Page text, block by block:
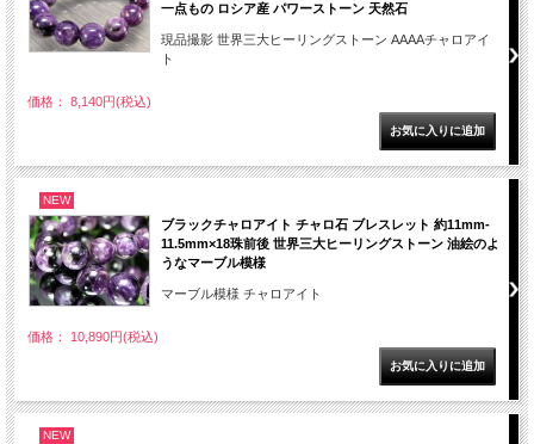
一点もの ロシア産 パワーストーン 天然石
現品撮影 世界三大ヒーリングストーン AAAAチャロアイ
ト
価格： 8,140円(税込)
NEW
ブラックチャロアイト チャロ石 ブレスレット 約11mm-
11.5mm×18珠前後 世界三大ヒーリングストーン 油絵のよ
うなマーブル模様
マーブル模様 チャロアイト
価格： 10,890円(税込)
NEW